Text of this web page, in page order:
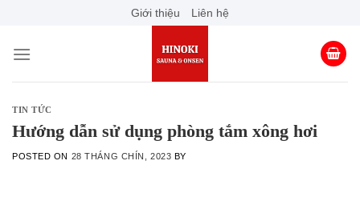
content
Giới thiệu Liên hệ
TIN TỨC
Hướng dẫn sử dụng phòng tắm xông hơi
POSTED ON 28 THÁNG CHÍN, 2023 BY